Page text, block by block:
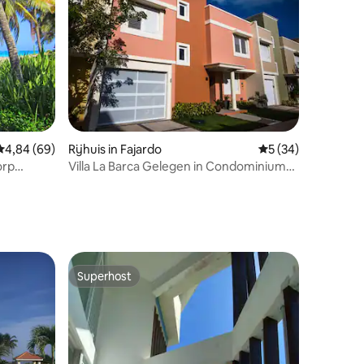
beoordeling van 4,84 op 5, 69 recensies
4,84 (69)
Rijhuis in Fajardo Gemiddelde
5 (34)
Villa La Barca Gelegen in Condominium
Superhost
Superhost